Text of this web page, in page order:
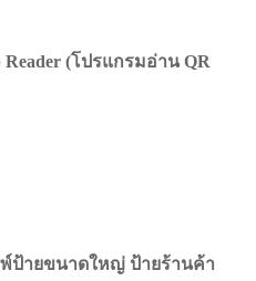
Reader (โปรแกรมอ่าน QR
ป้ายขนาดใหญ่ ป้ายร้านค้า